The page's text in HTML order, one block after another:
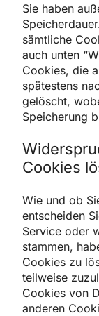
Sie haben
sämtliche
auch unten
Cookies, die
spätestens
gelöscht,
Speicherung
Cookies
Wie und ob
entscheiden
Service oder
stammen,
Cookies zu
teilweise
Cookies von
anderen